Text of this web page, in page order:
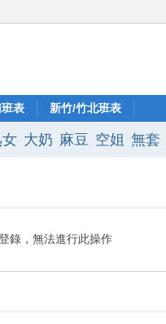
表 新竹/竹北班表
大奶 麻豆 空姐 無套
錄，無法進行此操作